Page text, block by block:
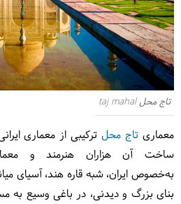
تاج محل taj mahal
معماری تاج محلترکیبی از معماری
ساخت آن هزاران هنرمند و
به‌خصوص ایران، شبه قاره هند، آسیای